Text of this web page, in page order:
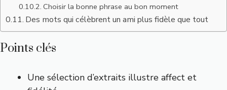
Choisir la bonne phrase au bon moment
Des mots qui célèbrent un ami plus fidèle que tout
Points clés
Une sélection d’extraits illustre affect et